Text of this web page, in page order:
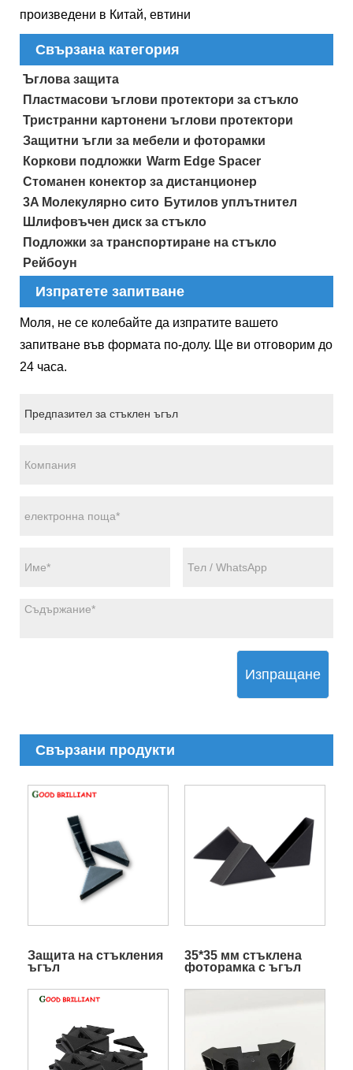
произведени в Китай, евтини
Свързана категория
Ъглова защита
Пластмасови ъглови протектори за стъкло
Тристранни картонени ъглови протектори
Защитни ъгли за мебели и фоторамки
Коркови подложки Warm Edge Spacer
Стоманен конектор за дистанционер
3A Молекулярно сито Бутилов уплътнител
Шлифовъчен диск за стъкло
Подложки за транспортиране на стъкло
Рейбоун
Изпратете запитване
Моля, не се колебайте да изпратите вашето
запитване във формата по-долу. Ще ви отговорим до
24 часа.
Изпращане
Свързани продукти
Защита на стъкления
ъгъл
35*35 мм стъклена
фоторамка с ъгъл